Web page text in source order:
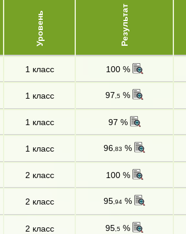
Уровень Результат
1 класс 100 %
1 класс 97 ,5 %
1 класс 97 %
1 класс 96 ,83 %
2 класс 100 %
2 класс 95 ,94 %
2 класс 95 ,5 %